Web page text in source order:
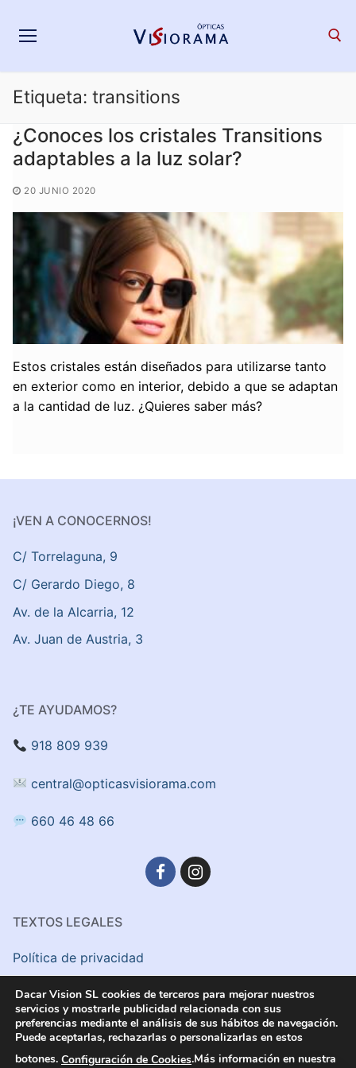
Etiqueta: transitions
¿Conoces los cristales Transitions
adaptables a la luz solar?
20 JUNIO 2020
Estos cristales están diseñados para utilizarse tanto
en exterior como en interior, debido a que se adaptan
a la cantidad de luz. ¿Quieres saber más?
¡VEN A CONOCERNOS!
C/ Torrelaguna, 9
C/ Gerardo Diego, 8
Av. de la Alcarria, 12
Av. Juan de Austria, 3
¿TE AYUDAMOS?
918 809 939
central@opticasvisiorama.com
660 46 48 66
TEXTOS LEGALES
Política de privacidad
Aviso Legal
Politica de cookies
Dacar Vision SL cookies de terceros para mejorar nuestros
servicios y mostrarle publicidad relacionada con sus
preferencias mediante el análisis de sus hábitos de navegación.
Puede aceptarlas, rechazarlas o personalizarlas en estos
botones. Configuración de Cookies.Más información en nuestra